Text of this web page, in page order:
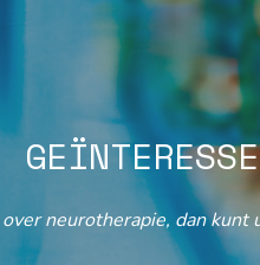
neurotherapie, dan kunt